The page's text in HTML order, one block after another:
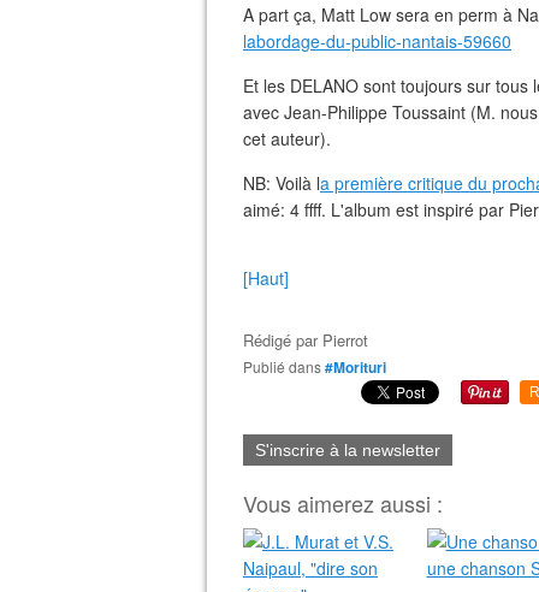
A part ça, Matt Low sera en perm à
labordage-du-public-nantais-59660
Et les DELANO sont toujours sur
avec Jean-Philippe Toussaint (M.
cet auteur).
NB: Voilà la première critique du
aimé: 4 ffff. L'album est inspiré par
[Haut]
Rédigé par Pierrot
Publié dans#Morituri
S'inscrire à la newsletter
Vous aimerez aussi :